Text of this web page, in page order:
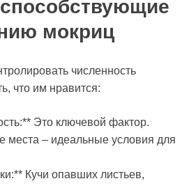
мокриц
численность
что им нравится:
Это ключевой фактор.
места – идеальные условия для
Кучи опавших листьев,